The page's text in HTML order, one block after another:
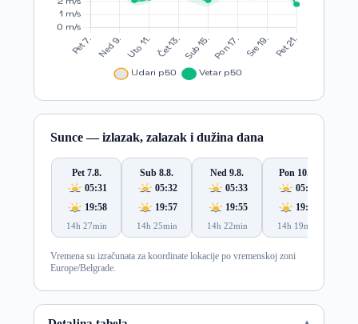
Sunce — izlazak, zalazak i dužina dana
Pet 7.8.
05:31
19:58
14h 27min
Sub 8.8.
05:32
19:57
14h 25min
Ned 9.8.
05:33
19:55
14h 22min
Pon 10.8.
05:34
19:54
14h 19min
Vremena su izračunata za koordinate lokacije po vremenskoj zoni
Europe/Belgrade.